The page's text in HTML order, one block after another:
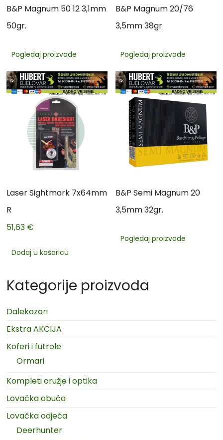
B&P Magnum 50 12 3,1mm
50gr.
Pogledaj proizvode
B&P Magnum 20/76
3,5mm 38gr.
Pogledaj proizvode
Laser Sightmark 7x64mm
R
51,63 €
Dodaj u košaricu
B&P Semi Magnum 20
3,5mm 32gr.
Pogledaj proizvode
Kategorije proizvoda
Dalekozori
Ekstra AKCIJA
Koferi i futrole
Ormari
Kompleti oružje i optika
Lovačka obuća
Lovačka odjeća
Deerhunter